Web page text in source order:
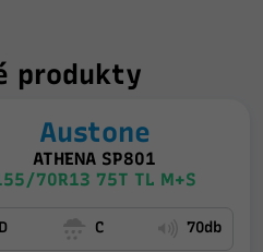
produkty
Austone
ATHENA SP801
70R13 75T TL M+S
C 70db